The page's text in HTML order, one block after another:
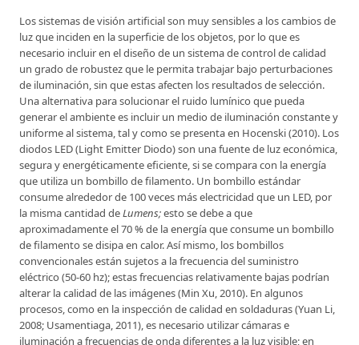
Los sistemas de visión artificial son muy sensibles a los cambios de
luz que inciden en la superficie de los objetos, por lo que es
necesario incluir en el diseño de un sistema de control de calidad
un grado de robustez que le permita trabajar bajo perturbaciones
de iluminación, sin que estas afecten los resultados de selección.
Una alternativa para solucionar el ruido lumínico que pueda
generar el ambiente es incluir un medio de iluminación constante y
uniforme al sistema, tal y como se presenta en Hocenski (2010). Los
diodos LED (Light Emitter Diodo) son una fuente de luz económica,
segura y energéticamente eficiente, si se compara con la energía
que utiliza un bombillo de filamento. Un bombillo estándar
consume alrededor de 100 veces más electricidad que un LED, por
la misma cantidad deLumens;esto se debe a que
aproximadamente el 70 % de la energía que consume un bombillo
de filamento se disipa en calor. Así mismo, los bombillos
convencionales están sujetos a la frecuencia del suministro
eléctrico (50-60 hz); estas frecuencias relativamente bajas podrían
alterar la calidad de las imágenes (Min Xu, 2010). En algunos
procesos, como en la inspección de calidad en soldaduras (Yuan Li,
2008; Usamentiaga, 2011), es necesario utilizar cámaras e
iluminación a frecuencias de onda diferentes a la luz visible; en